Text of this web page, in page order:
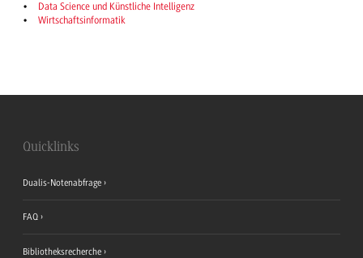
Data Science und Künstliche Intelligenz
Wirtschaftsinformatik
Quicklinks
Dualis-Notenabfrage
FAQ
Bibliotheksrecherche